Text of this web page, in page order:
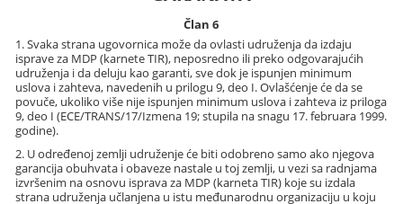
Član 6
1. Svaka strana ugovornica može da ovlasti udruženja da izdaju
isprave za MDP (karnete TIR), neposredno ili preko odgovarajućih
udruženja i da deluju kao garanti, sve dok je ispunjen minimum
uslova i zahteva, navedenih u prilogu 9, deo I. Ovlašćenje će da se
povuče, ukoliko više nije ispunjen minimum uslova i zahteva iz priloga
9, deo I (ECE/TRANS/17/Izmena 19; stupila na snagu 17. februara 1999.
godine).
2. U određenoj zemlji udruženje će biti odobreno samo ako njegova
garancija obuhvata i obaveze nastale u toj zemlji, u vezi sa radnjama
izvršenim na osnovu isprava za MDP (karneta TIR) koje su izdala
strana udruženja učlanjena u istu međunarodnu organizaciju u koju